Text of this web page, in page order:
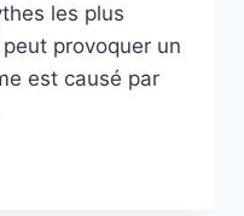
les plus
provoquer un
est causé par